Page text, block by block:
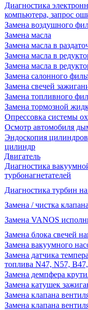
Диагностика
компьютера, запрос
Замена воздушного
Замена масла
Замена масла в
Замена масла в
Замена масла в
Замена салонного
Замена свечей
Замена топливного
Замена тормозной
Опрессовка системы
Осмотр автомобиля
Эндоскопия
цилиндр
Двигатель
Диагностика
турбонагнетателей
Диагностика турбин
Замена / чистка
Замена VANOS
Замена блока свечей
Замена вакуумного
Замена датчика
топлива N47, N57,
Замена демпфера
Замена катушек
Замена клапана
Замена клапана